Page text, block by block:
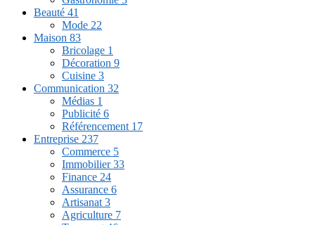
Beauté 41
Mode 22
Maison 83
Bricolage 1
Décoration 9
Cuisine 3
Communication 32
Médias 1
Publicité 6
Référencement 17
Entreprise 237
Commerce 5
Immobilier33
Finance 24
Assurance 6
Artisanat 3
Agriculture 7